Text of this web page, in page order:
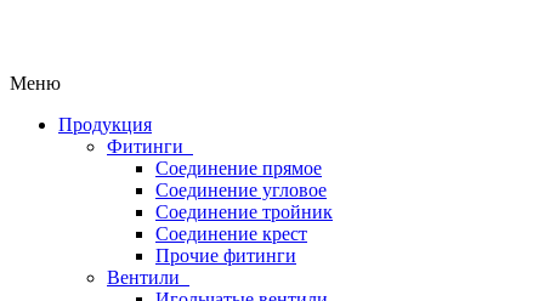
Меню
Продукция
Фитинги
Соединение прямое
Соединение угловое
Соединение тройник
Соединение крест
Прочие фитинги
Вентили